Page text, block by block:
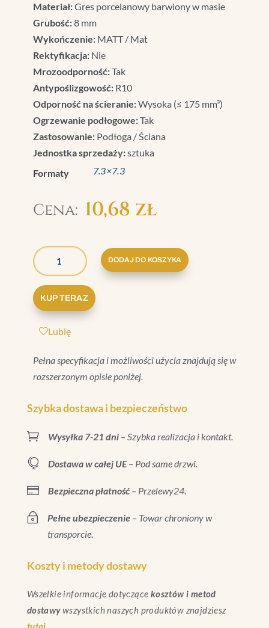
Materiał:Gres porcelanowy barwiony w masie
Grubość:8 mm
Wykończenie:MATT / Mat
Rektyfikacja:Nie
Mrozoodporność:Tak
Antypoślizgowość:R10
Odporność na ścieranie:Wysoka (≤ 175 mm³)
Ogrzewanie podłogowe:Tak
Zastosowanie:Podłoga / Ściana
Jednostka sprzedaży:sztuka
Formaty
7.3×7.3
10,68 zł
GRAZIA
BRERA
TOZZETTO
MENTA
DODAJ DO KOSZYKA
KUP TERAZ
Lubię
Pełna specyfikacja i możliwości użycia znajdują się w
rozszerzonym opisie poniżej.
Szybka dostawa i bezpieczeństwo
 Wysyłka 7-21 dni– Szybka realizacja i kontakt.
 Dostawa w całej UE– Pod same drzwi.
 Bezpieczna płatność– Przelewy24.
~ Pełne ubezpieczenie– Towar chroniony w
transporcie.
Koszty i metody dostawy
Wszelkie informacje dotyczące kosztów i metod
dostawywszystkich naszych produktów znajdziesz